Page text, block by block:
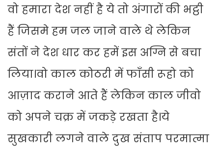
वो हमारा देश नहीं है ये तो अंगारों की भट्ठी
हैं जिसमे हम जल जाने वाले थे लेकिन
संतों ने देश धार कर हमें इस अग्नि से बचा
लिया।वो काल कोठरी में फाँसी रूहो को
आज़ाद कराने आते हैं लेकिन काल जीवो
को अपने चक्र में जकड़े रखता है।ये
सुखकारी लगने वाले दुख संताप परमात्मा